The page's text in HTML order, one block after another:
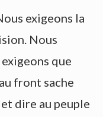
exigeons la
Nous
que
front sache
dire au peuple